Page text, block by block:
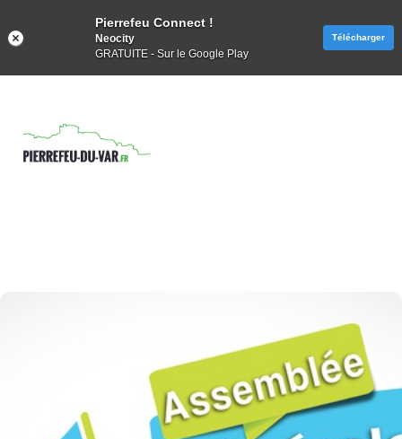
Pierrefeu Connect !
Neocity
GRATUITE - Sur le Google Play
Télécharger